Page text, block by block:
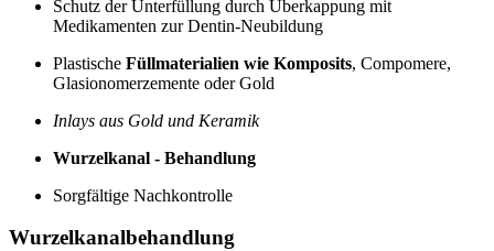
Schutz der Unterfüllung durch Überkappung mit
Medikamenten zur Dentin-Neubildung
Plastische Füllmaterialien wie Komposits, Compomere,
Glasionomerzemente oder Gold
Inlays aus Gold und Keramik
Wurzelkanal - Behandlung
Sorgfältige Nachkontrolle
Wurzelkanalbehandlung